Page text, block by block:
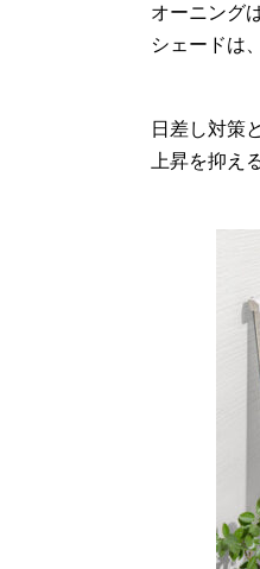
オーニング
シェードは
日差し対策
上昇を抑え